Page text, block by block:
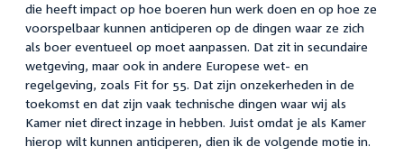
die heeft impact op hoe boeren hun werk doen en op hoe ze
voorspelbaar kunnen anticiperen op de dingen waar ze zich
als boer eventueel op moet aanpassen. Dat zit in secundaire
wetgeving, maar ook in andere Europese wet- en
regelgeving, zoals Fit for 55. Dat zijn onzekerheden in de
toekomst en dat zijn vaak technische dingen waar wij als
Kamer niet direct inzage in hebben. Juist omdat je als Kamer
hierop wilt kunnen anticiperen, dien ik de volgende motie in.